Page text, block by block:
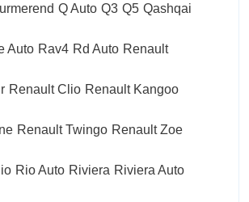
Q Auto Q3 Q5 Qashqai
Auto Rav4 Rd Auto Renault
Renault Clio Renault Kangoo
Renault Twingo Renault Zoe
Rio Auto Riviera Riviera Auto